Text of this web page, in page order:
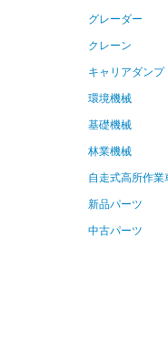
グレーダー
クレーン
キャリアダンプ
環境機械
基礎機械
林業機械
自走式高所作業
新品パーツ
中古パーツ